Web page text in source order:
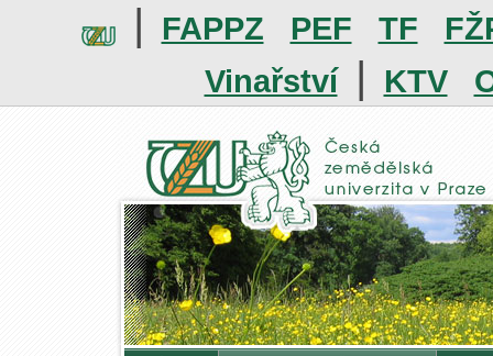
| FAPPZ PEF TF
Vinařství | KTV